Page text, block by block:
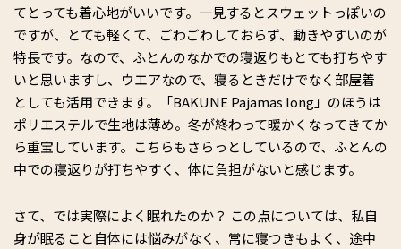
てとっても着心地がいいです。一見するとスウェットっぽいの
ですが、とても軽くて、ごわごわしておらず、動きやすいのが
特長です。なので、ふとんのなかでの寝返りもとても打ちやす
いと思いますし、ウエアなので、寝るときだけでなく部屋着
としても活用できます。「BAKUNE Pajamas long」のほうは
ポリエステルで生地は薄め。冬が終わって暖かくなってきてか
ら重宝しています。こちらもさらっとしているので、ふとんの
中での寝返りが打ちやすく、体に負担がないと感じます。
さて、では実際によく眠れたのか？ この点については、私自
身が眠ること自体には悩みがなく、常に寝つきもよく、途中